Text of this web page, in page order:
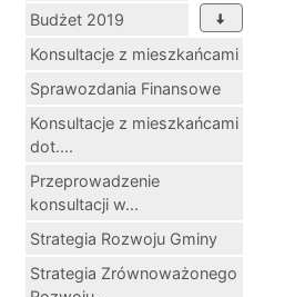
Budżet 2019
Konsultacje z mieszkańcami
Sprawozdania Finansowe
Konsultacje z mieszkańcami
dot....
Przeprowadzenie
konsultacji w...
Strategia Rozwoju Gminy
Strategia Zrównoważonego